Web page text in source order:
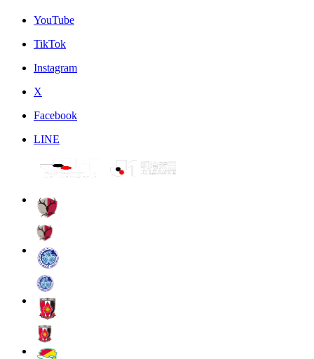
YouTube
TikTok
Instagram
X
Facebook
LINE